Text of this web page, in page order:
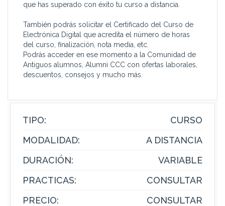
que has superado con éxito tu curso a distancia.
También podrás solicitar el Certificado del Curso de
Electrónica Digital que acredita el número de horas
del curso, finalización, nota media, etc.
Podrás acceder en ese momento a la Comunidad de
Antiguos alumnos, Alumni CCC con ofertas laborales,
descuentos, consejos y mucho más.
TIPO:
CURSO
MODALIDAD:
A DISTANCIA
DURACIÓN:
VARIABLE
PRACTICAS:
CONSULTAR
PRECIO:
CONSULTAR